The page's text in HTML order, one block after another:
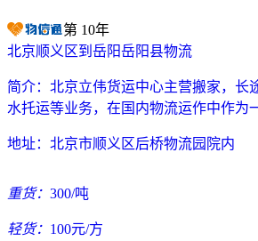
第 10年
北京顺义区到岳阳岳阳县物流
简介： 北京立伟货运中心主营搬家，长
水托运等业务，在国内物流运作中作为
地址： 北京市顺义区后桥物流园院内
重货： 300/吨
轻货： 100元/方